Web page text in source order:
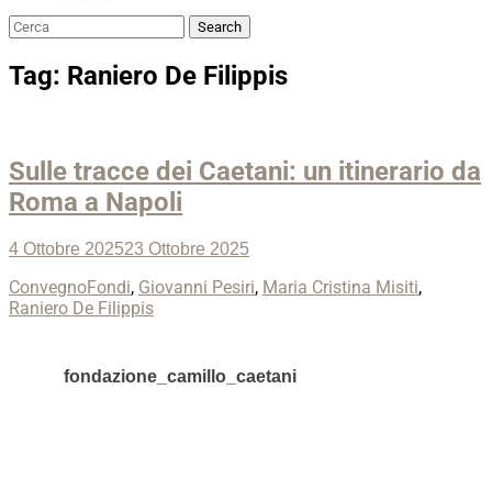
Search
Search
Tag: Raniero De Filippis
Sulle tracce dei Caetani: un itinerario da
Roma a Napoli
Posted
4 Ottobre 202523 Ottobre 2025
Categories
ConvegnoTags
Fondi, Giovanni Pesiri, Maria Cristina Misiti,
Raniero De Filippis
fondazione_camillo_caetani